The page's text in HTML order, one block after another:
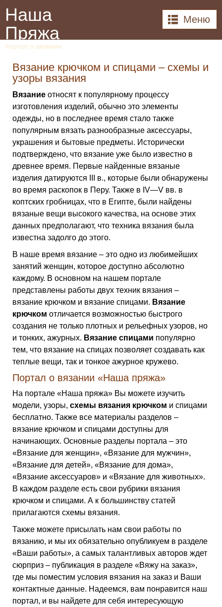
Наша
Пряжа
портал о вязании
Меню
Вязание крючком и спицами – схемы и
узоры вязания
Вязание относят к популярному процессу
изготовления изделий, обычно это элементы
одежды, но в последнее время стало также
популярным вязать разнообразные аксессуары,
украшения и бытовые предметы. Исторически
подтверждено, что вязание уже было известно в
древнее время. Первые найденные вязаные
изделия датируются III в., которые были обнаружены
во время раскопок в Перу. Также в IV—V вв. в
коптских гробницах, что в Египте, были найдены
вязаные вещи высокого качества, на основе этих
данных предполагают, что техника вязания была
известна задолго до этого.
В наше время вязание – это одно из любимейших
занятий женщин, которое доступно абсолютно
каждому. В основном на нашем портале
представлены работы двух техник вязания –
вязание крючком и вязание спицами. Вязание
крючком отличается возможностью быстрого
создания не только плотных и рельефных узоров, но
и тонких, ажурных. Вязание спицами популярно
тем, что вязание на спицах позволяет создавать как
теплые вещи, так и тонкое ажурное кружево.
Портал о вязании «Наша пряжа»
На портале «Наша пряжа» Вы можете изучить
модели, узоры, схемы вязания крючком и спицами
бесплатно. Также все материалы разделов –
вязание крючком и спицами доступны для
начинающих. Основные разделы портала – это
«Вязание для женщин», «Вязание для мужчин»,
«Вязание для детей», «Вязание для дома»,
«Вязание аксессуаров» и «Вязание для животных».
В каждом разделе есть свои рубрики вязания
крючком и спицами. А к большинству статей
прилагаются схемы вязания.
Также можете присылать нам свои работы по
вязанию, и мы их обязательно опубликуем в разделе
«Ваши работы», а самых талантливых авторов ждет
сюрприз – публикация в разделе «Вяжу на заказ»,
где мы поместим условия вязания на заказ и Ваши
контактные данные. Надеемся, вам понравится наш
портал, и вы найдете для себя интересующую